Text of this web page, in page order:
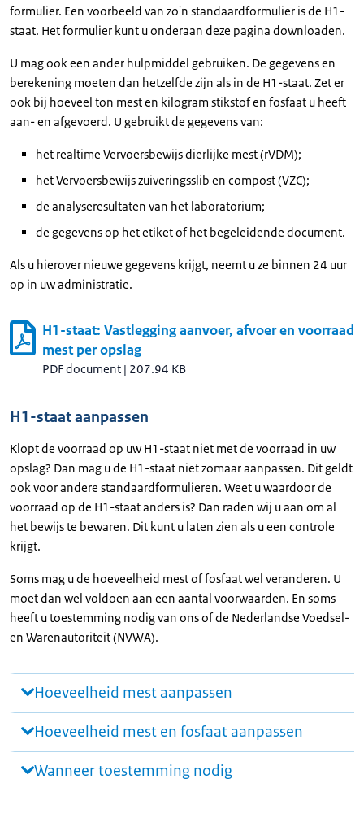
formulier. Een voorbeeld van zo'n standaardformulier is de H1-
staat. Het formulier kunt u onderaan deze pagina downloaden.
U mag ook een ander hulpmiddel gebruiken. De gegevens en
berekening moeten dan hetzelfde zijn als in de H1-staat. Zet er
ook bij hoeveel ton mest en kilogram stikstof en fosfaat u heeft
aan- en afgevoerd. U gebruikt de gegevens van:
het realtime Vervoersbewijs dierlijke mest (rVDM);
het Vervoersbewijs zuiveringsslib en compost (VZC);
de analyseresultaten van het laboratorium;
de gegevens op het etiket of het begeleidende document.
Als u hierover nieuwe gegevens krijgt, neemt u ze binnen 24 uur
op in uw administratie.
H1-staat: Vastlegging aanvoer, afvoer en voorraad
mest per opslag
PDF document | 207.94 KB
H1-staat aanpassen
Klopt de voorraad op uw H1-staat niet met de voorraad in uw
opslag? Dan mag u de H1-staat niet zomaar aanpassen. Dit geldt
ook voor andere standaardformulieren. Weet u waardoor de
voorraad op de H1-staat anders is? Dan raden wij u aan om al
het bewijs te bewaren. Dit kunt u laten zien als u een controle
krijgt.
Soms mag u de hoeveelheid mest of fosfaat wel veranderen. U
moet dan wel voldoen aan een aantal voorwaarden. En soms
heeft u toestemming nodig van ons of de Nederlandse Voedsel-
en Warenautoriteit (NVWA).
Hoeveelheid mest aanpassen
Hoeveelheid mest en fosfaat aanpassen
Wanneer toestemming nodig